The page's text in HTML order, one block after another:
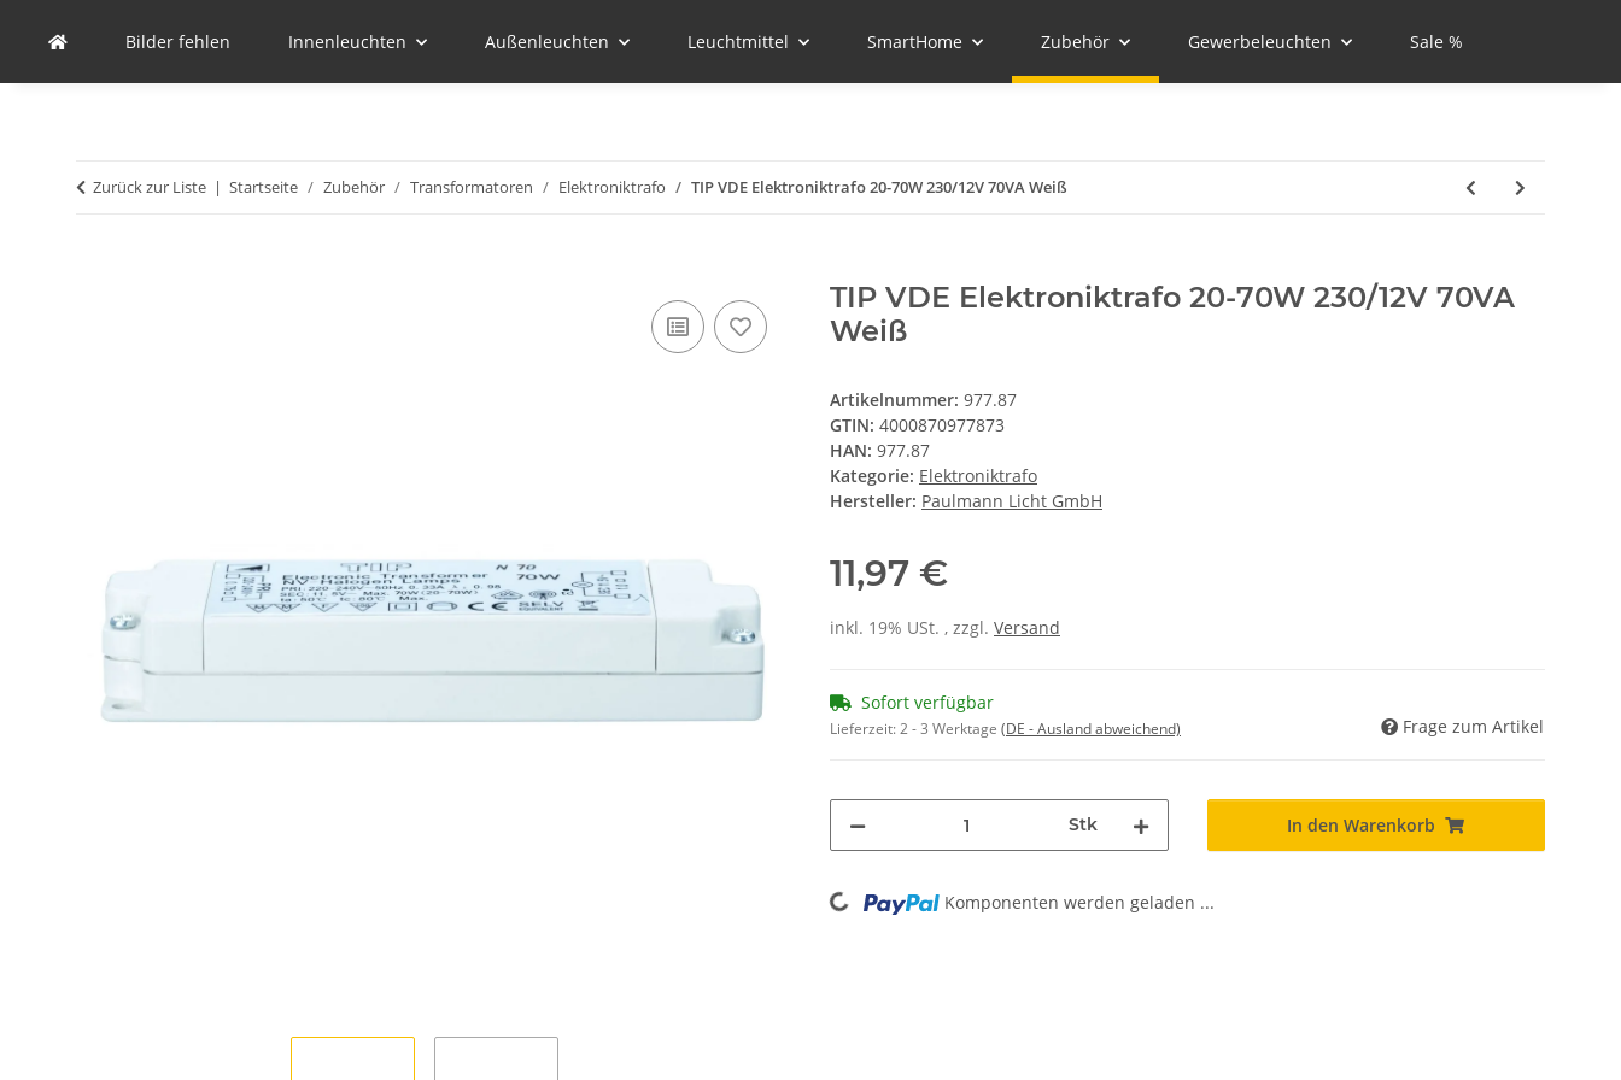
Bilder fehlen Innenleuchten Außenleuchten Leuchtmittel SmartHome Zubehör Gewerbeleuchten Sale %
Zurück zur Liste Startseite Zubehör Transformatoren Elektroniktrafo TIP VDE Elektroniktrafo 20-70W 230/12V 70VA Weiß
TIP VDE Elektroniktrafo 20-70W 230/12V 70VA
Weiß
Artikelnummer: 977.87
GTIN: 4000870977873
HAN: 977.87
Kategorie: Elektroniktrafo
Hersteller: Paulmann Licht GmbH
11,97 €
inkl. 19% USt. , zzgl. Versand
Sofort verfügbar
Lieferzeit:2 - 3 Werktage (DE - Ausland abweichend) Frage zum Artikel
Stk In den Warenkorb
Loading... Komponenten werden geladen ...